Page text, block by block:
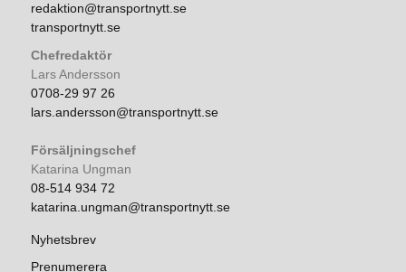
redaktion@transportnytt.se
transportnytt.se
Chefredaktör
Lars Andersson
0708-29 97 26
lars.andersson@transportnytt.se
Försäljningschef
Katarina Ungman
08-514 934 72
katarina.ungman@transportnytt.se
Nyhetsbrev
Prenumerera